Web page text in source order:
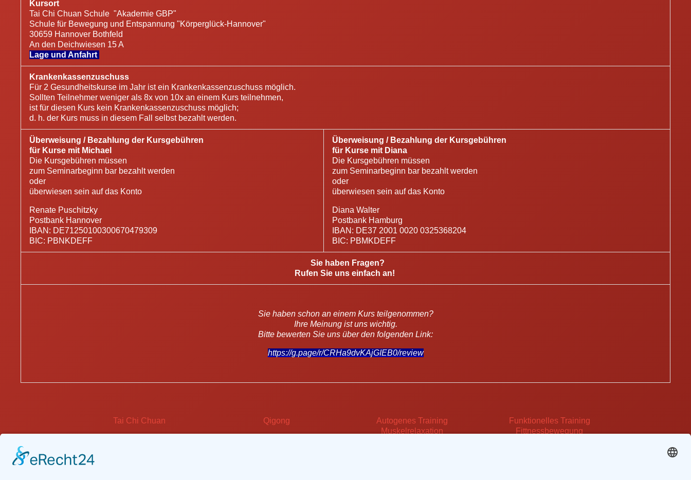
Kursort
Tai Chi Chuan Schule "Akademie GBP"
Schule für Bewegung und Entspannung "Körperglück-Hannover"
30659 Hannover Bothfeld
An den Deichwiesen 15 A
Lage und Anfahrt
Krankenkassenzuschuss
Für 2 Gesundheitskurse im Jahr ist ein Krankenkassenzuschuss möglich.
Sollten Teilnehmer weniger als 8x von 10x an einem Kurs teilnehmen,
ist für diesen Kurs kein Krankenkassenzuschuss möglich;
d. h. der Kurs muss in diesem Fall selbst bezahlt werden.
Überweisung / Bezahlung der Kursgebühren
für Kurse mit Michael
Die Kursgebühren müssen
zum Seminarbeginn bar bezahlt werden
oder
überwiesen sein auf das Konto
Renate Puschitzky
Postbank Hannover
IBAN: DE71250100300670479309
BIC: PBNKDEFF
Überweisung / Bezahlung der Kursgebühren
für Kurse mit Diana
Die Kursgebühren müssen
zum Seminarbeginn bar bezahlt werden
oder
überwiesen sein auf das Konto
Diana Walter
Postbank Hamburg
IBAN: DE37 2001 0020 0325368204
BIC: PBMKDEFF
Sie haben Fragen?
Rufen Sie uns einfach an!
Sie haben schon an einem Kurs teilgenommen?
Ihre Meinung ist uns wichtig.
Bitte bewerten Sie uns über den folgenden Link:
https://g.page/r/CRHa9dvKAjGIEB0/review
Tai Chi Chuan Qigong
Autogenes Training
Muskelrelaxation
Funktionelles Training
Fittnessbewegung